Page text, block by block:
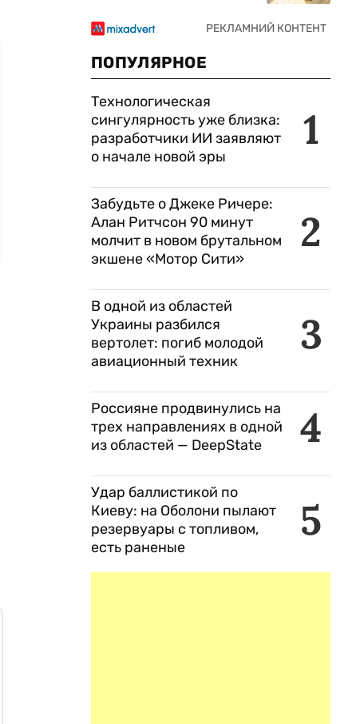
ПОПУЛЯРНОЕ
1
Технологическая
сингулярность уже близка:
разработчики ИИ заявляют
о начале новой эры
2
Забудьте о Джеке Ричере:
Алан Ритчсон 90 минут
молчит в новом брутальном
экшене «Мотор Сити»
3
В одной из областей
Украины разбился
вертолет: погиб молодой
авиационный техник
4
Россияне продвинулись на
трех направлениях в одной
из областей — DeepState
5
Удар баллистикой по
Киеву: на Оболони пылают
резервуары с топливом,
есть раненые